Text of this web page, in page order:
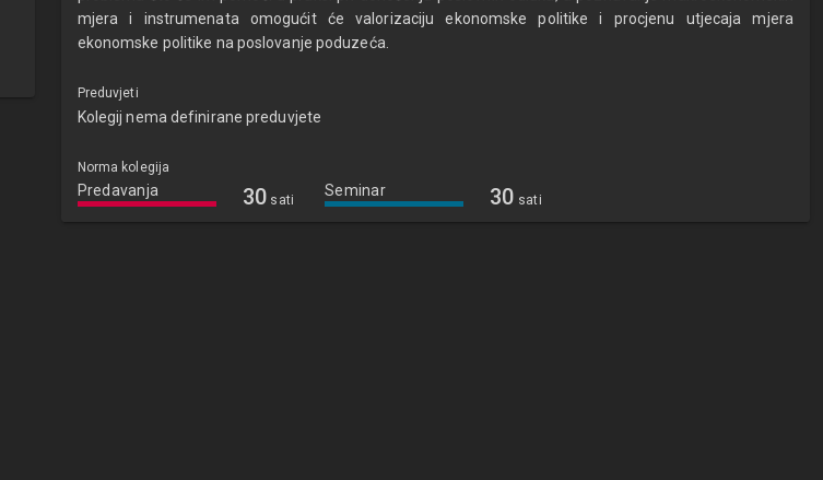
mjera i instrumenata omogućit će valorizaciju ekonomske politike i procjenu utjecaja mjera
ekonomske politike na poslovanje poduzeća.
Preduvjeti
Kolegij nema definirane preduvjete
Norma kolegija
Predavanja 30 sati
Seminar 30 sati